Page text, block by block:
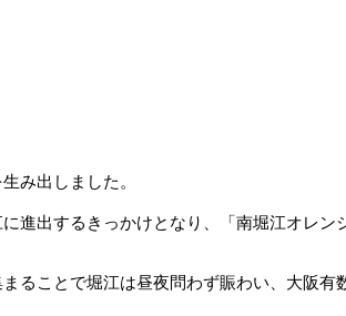
み出しました。
進出するきっかけとなり、「南堀江オレン
ることで堀江は昼夜問わず賑わい、大阪有